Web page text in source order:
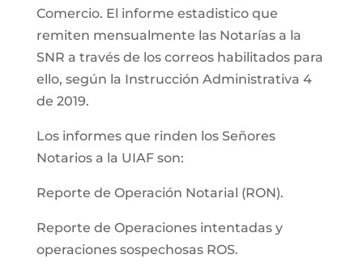
Comercio. El informe estadistico que
remiten mensualmente las Notarías a la
SNR a través de los correos habilitados para
ello, según la Instrucción Administrativa 4
de 2019.
Los informes que rinden los Señores
Notarios a la UIAF son:
Reporte de Operación Notarial (RON).
Reporte de Operaciones intentadas y
operaciones sospechosas ROS.